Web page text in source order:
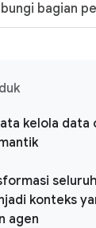
bagian
kelola data
konteks
agen